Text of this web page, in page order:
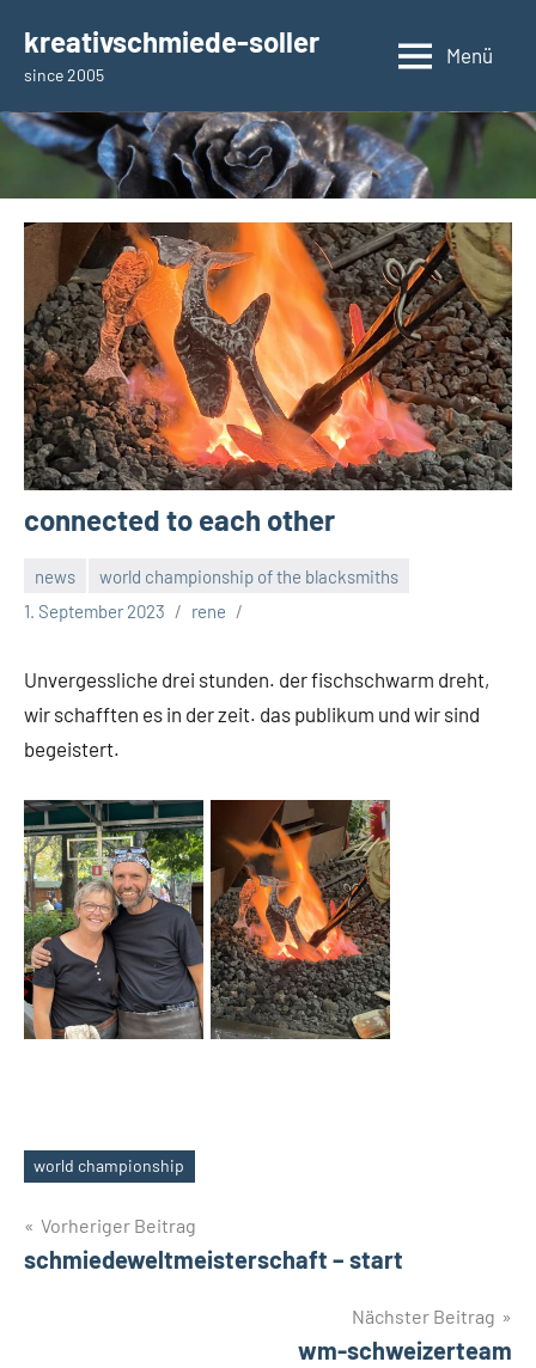
Inhalt
springen
kreativschmiede-soller
since 2005
Menü
connected to each other
news
world championship of the blacksmiths
1. September 2023
rene
Unvergessliche drei stunden. der fischschwarm dreht,
wir schafften es in der zeit. das publikum und wir sind
begeistert.
Schlagwörter
world championship
Beitragsnavigation
Vorheriger Beitrag
schmiedeweltmeisterschaft – start
Nächster Beitrag
wm-schweizerteam